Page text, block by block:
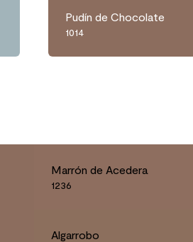
Pudín de Chocolate
1014
Marrón de Acedera
1236
Algarrobo